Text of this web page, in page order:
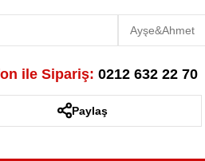
ile Sipariş: 0212 632 22 70
Paylaş